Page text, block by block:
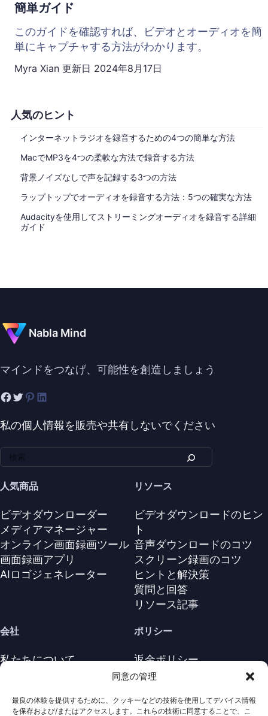
同意の管理
最良の体験を提供するために、クッキーなどの技術を使用してデバイス情報
を保存および/またはアクセスします。これらの技術に同意することで、こ
人気のヒント
インターネットラジオを録音するための4つの簡単な方法
MacでMP3を4つの柔軟な方法で録音する方法
背景ノイズなしで声を記録する3つの方法
ラップトップでオーディオを録音する方法：5つの確実な方法
Audacityを使用してストリーミングオーディオを録音する詳細
ガイド
簡単ガイド
このガイドを確認すれば、ビデオとオーディオを簡
単にキャプチャする方法がわかります。
Myra Xian 更新日 2024年8月17日
Nabla Mind
マインドをつなげ、可能性を創造しましょう
私の個人情報を販売や共有しないでください
人気商品
ビデオダウンローダー
メディアマネージャー
オンライン画面録画ツール
画面録画アプリ
AIロゴジェネレーター
リソース
ビデオダウンロードのヒン
ト
音声ダウンロードのコツ
スクリーン録画のコツ
ヒントと解決策
質問と回答
リソース記事
会社
私たちについて
ポリシー
返金ポリシー
プライバシーポリシー
利用規約